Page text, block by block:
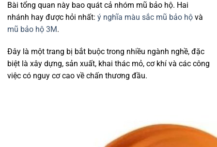
Bài tổng quan này bao quát cả nhóm mũ bảo hộ. Hai
nhánh hay được hỏi nhất: ý nghĩa màu sắc mũ bảo hộ và
mũ bảo hộ 3M.
Đây là một trang bị bắt buộc trong nhiều ngành nghề, đặc
biệt là xây dựng, sản xuất, khai thác mỏ, cơ khí và các công
việc có nguy cơ cao về chấn thương đầu.